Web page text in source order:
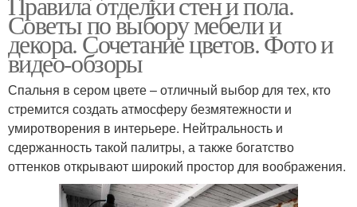
Советы по выбору мебели и
декора. Сочетание цветов. Фото и
видео-обзоры
Спальня в сером цвете – отличный выбор для тех, кто
стремится создать атмосферу безмятежности и
умиротворения в интерьере. Нейтральность и
сдержанность такой палитры, а также богатство
оттенков открывают широкий простор для воображения.